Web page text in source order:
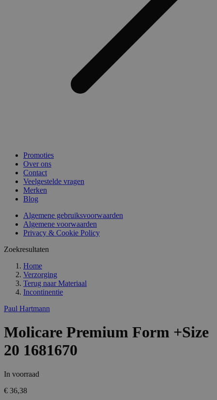
Promoties
Over ons
Contact
Veelgestelde vragen
Merken
Blog
Algemene gebruiksvoorwaarden
Algemene voorwaarden
Privacy & Cookie Policy
Zoekresultaten
Home
Verzorging
Terug naar Materiaal
Incontinentie
Paul Hartmann
Molicare Premium Form +Size
20 1681670
In voorraad
€ 36,38